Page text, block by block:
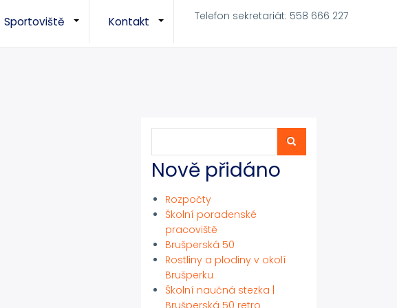
Telefon sekretariát: 558 666 227
+
Sportoviště +
Kontakt
Nově přidáno
Rozpočty
Školní poradenské
pracoviště
Brušperská 50
Rostliny a plodiny v okolí
Brušperku
Školní naučná stezka |
Brušperská 50 retro